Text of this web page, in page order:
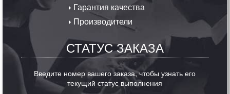
Гарантия качества
Производители
СТАТУС ЗАКАЗА
Введите номер вашего заказа, чтобы узнать его
текущий статус выполнения